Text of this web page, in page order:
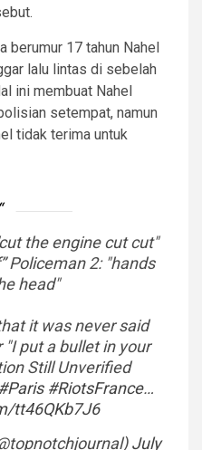
berumur 17 tahun Nahel
lalu lintas di sebelah
ini membuat Nahel
setempat, namun
tidak terima untuk
the engine cut cut"
Policeman 2: "hands
head"
it was never said
put a bullet in your
Still Unverified
#Paris #RiotsFrance…
tt46QKb7J6
July